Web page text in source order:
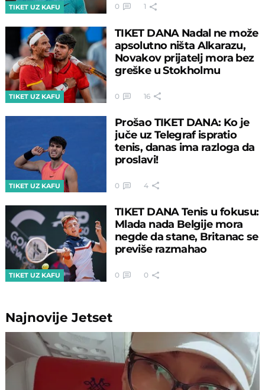
TIKET UZ KAFU 0 1
TIKET UZ KAFU
TIKET DANA Nadal ne može
apsolutno ništa Alkarazu,
Novakov prijatelj mora bez
greške u Stokholmu
0 16
TIKET UZ KAFU
Prošao TIKET DANA: Ko je
juče uz Telegraf ispratio
tenis, danas ima razloga da
proslavi!
0 4
TIKET UZ KAFU
TIKET DANA Tenis u fokusu:
Mlada nada Belgije mora
negde da stane, Britanac se
previše razmahao
0 0
NajnovijeJetset